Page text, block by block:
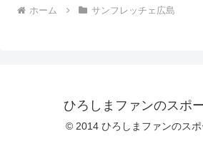
ホーム サンフレッチェ広島
ひろしまファンのスポ
© 2014 ひろしまファンのスポ